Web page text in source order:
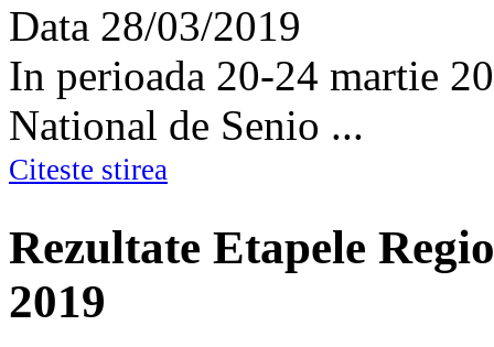
Data 28/03/2019
In perioada 20-24 martie
National de Senio ...
Citeste stirea
Rezultate Etapele
2019